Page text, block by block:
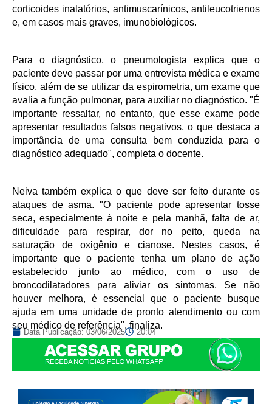
corticoides inalatórios, antimuscarínicos, antileucotrienos
e, em casos mais graves, imunobiológicos.
Para o diagnóstico, o pneumologista explica que o
paciente deve passar por uma entrevista médica e exame
físico, além de se utilizar da espirometria, um exame que
avalia a função pulmonar, para auxiliar no diagnóstico. "É
importante ressaltar, no entanto, que esse exame pode
apresentar resultados falsos negativos, o que destaca a
importância de uma consulta bem conduzida para o
diagnóstico adequado", completa o docente.
Neiva também explica o que deve ser feito durante os
ataques de asma. "O paciente pode apresentar tosse
seca, especialmente à noite e pela manhã, falta de ar,
dificuldade para respirar, dor no peito, queda na
saturação de oxigênio e cianose. Nestes casos, é
importante que o paciente tenha um plano de ação
estabelecido junto ao médico, com o uso de
broncodilatadores para aliviar os sintomas. Se não
houver melhora, é essencial que o paciente busque
ajuda em uma unidade de pronto atendimento ou com
seu médico de referência", finaliza.
Data Publicação: 03/06/2025 20:04